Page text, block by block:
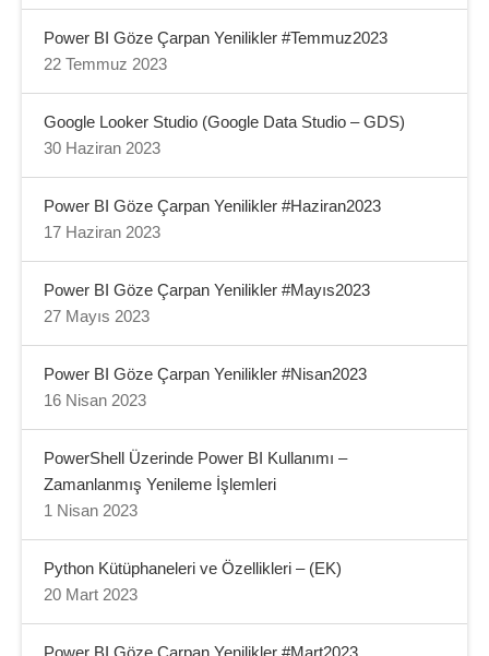
Power BI Göze Çarpan Yenilikler #Temmuz2023
22 Temmuz 2023
Google Looker Studio (Google Data Studio – GDS)
30 Haziran 2023
Power BI Göze Çarpan Yenilikler #Haziran2023
17 Haziran 2023
Power BI Göze Çarpan Yenilikler #Mayıs2023
27 Mayıs 2023
Power BI Göze Çarpan Yenilikler #Nisan2023
16 Nisan 2023
PowerShell Üzerinde Power BI Kullanımı –
Zamanlanmış Yenileme İşlemleri
1 Nisan 2023
Python Kütüphaneleri ve Özellikleri – (EK)
20 Mart 2023